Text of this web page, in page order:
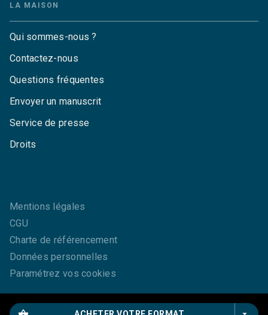
LA MAISON
Qui sommes-nous ?
Contactez-nous
Questions fréquentes
Envoyer un manuscrit
Service de presse
Droits
Mentions légales
CGU
Charte de référencement
Données personnelles
Paramétrez vos cookies